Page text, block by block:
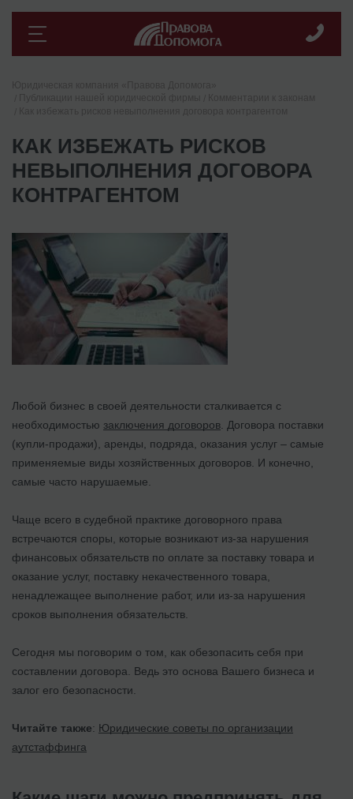
КАК ИЗБЕЖАТЬ РИСКОВ
НЕВЫПОЛНЕНИЯ ДОГОВОРА
КОНТРАГЕНТОМ
Любой бизнес в своей деятельности сталкивается с
необходимостью заключения договоров . Договора поставки
(купли-продажи), аренды, подряда, оказания услуг – самые
применяемые виды хозяйственных договоров. И конечно,
самые часто нарушаемые.
Чаще всего в судебной практике договорного права
встречаются споры, которые возникают из-за нарушения
финансовых обязательств по оплате за поставку товара и
оказание услуг, поставку некачественного товара,
ненадлежащее выполнение работ, или из-за нарушения
сроков выполнения обязательств.
Сегодня мы поговорим о том, как обезопасить себя при
составлении договора. Ведь это основа Вашего бизнеса и
залог его безопасности.
Читайте также: Юридические советы по организации
аутстаффинга